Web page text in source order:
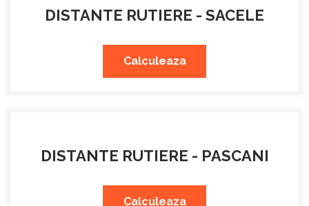
DISTANTE RUTIERE - SACELE
Calculeaza
DISTANTE RUTIERE - PASCANI
Calculeaza